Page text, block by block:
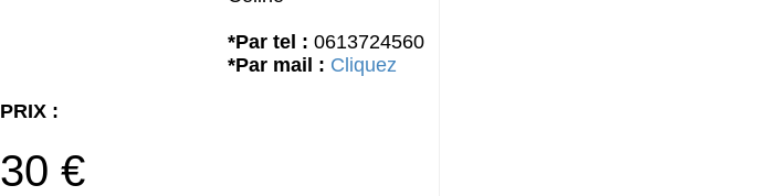
*Par tel : 0613724560
*Par mail : Cliquez
PRIX :
30 €